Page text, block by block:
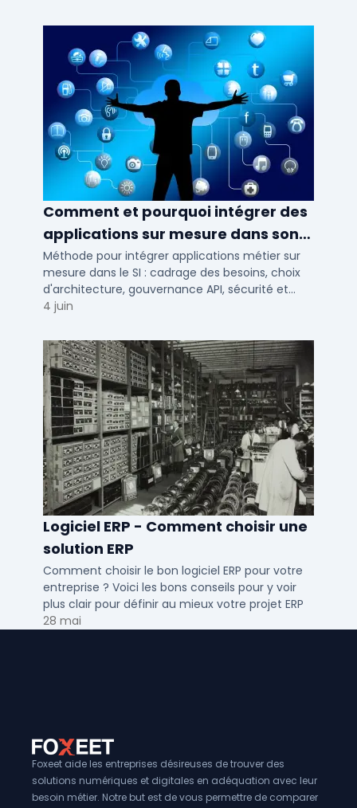
Comment et pourquoi intégrer des
applications sur mesure dans son
SI ?
Méthode pour intégrer applications métier sur
mesure dans le SI : cadrage des besoins, choix
d'architecture, gouvernance API, sécurité et
conduite du changement.
4 juin
Logiciel ERP - Comment choisir une
solution ERP
Comment choisir le bon logiciel ERP pour votre
entreprise ? Voici les bons conseils pour y voir
plus clair pour définir au mieux votre projet ERP
28 mai
Foxeet aide les entreprises désireuses de trouver des
solutions numériques et digitales en adéquation avec leur
besoin métier. Notre but est de vous permettre de comparer